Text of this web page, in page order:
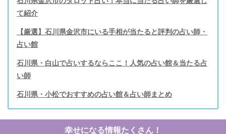
て紹介
【厳選】石川県金沢市にいる手相が当たると評判の占い師・
占い館
石川県・白山で占いするならここ！人気の占い館＆当たる占
い師
石川県・小松でおすすめの占い館＆占い師まとめ
幸せになる情報たくさん！